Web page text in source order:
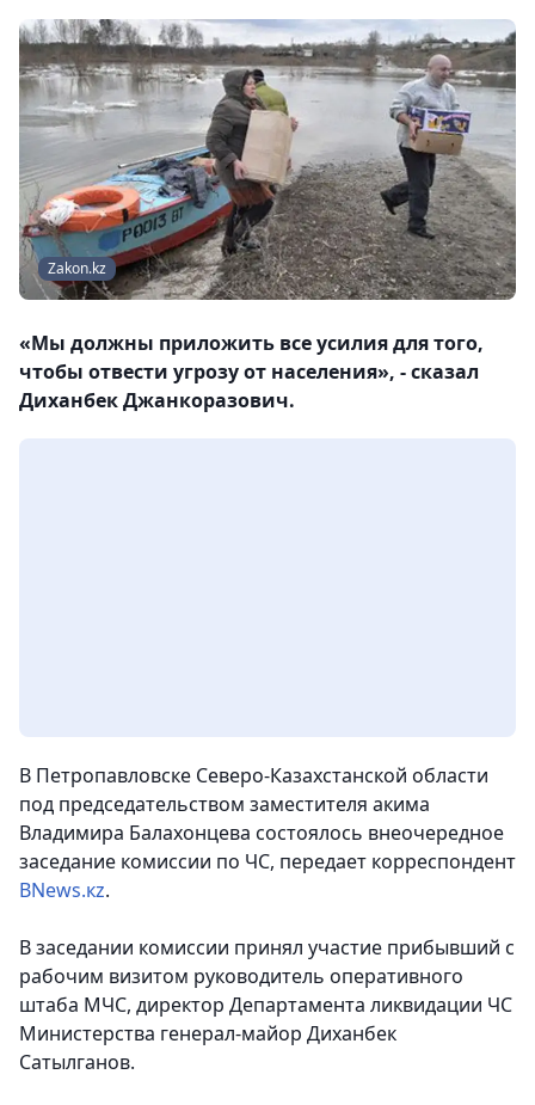
Zakon.kz
«Мы должны приложить все усилия для того,
чтобы отвести угрозу от населения», - сказал
Диханбек Джанкоразович.
В Петропавловске Северо-Казахстанской области
под председательством заместителя акима
Владимира Балахонцева состоялось внеочередное
заседание комиссии по ЧС, передает корреспондент
BNews.кz.
В заседании комиссии принял участие прибывший с
рабочим визитом руководитель оперативного
штаба МЧС, директор Департамента ликвидации ЧС
Министерства генерал-майор Диханбек
Сатылганов.